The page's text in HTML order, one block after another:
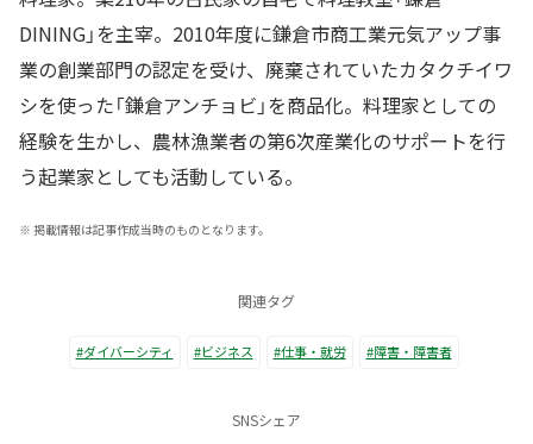
DINING」を主宰。2010年度に鎌倉市商工業元気アップ事
業の創業部門の認定を受け、廃棄されていたカタクチイワ
シを使った「鎌倉アンチョビ」を商品化。料理家としての
経験を生かし、農林漁業者の第6次産業化のサポートを行
う起業家としても活動している。
※ 掲載情報は記事作成当時のものとなります。
関連タグ
#ダイバーシティ #ビジネス #仕事・就労 #障害・障害者
SNSシェア